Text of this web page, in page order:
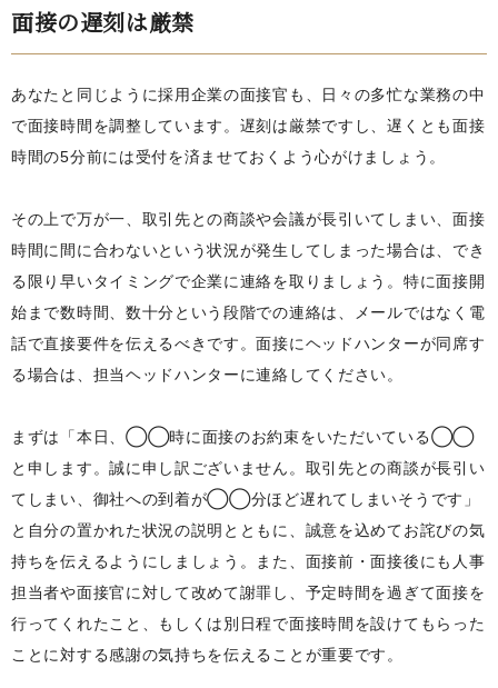
面接の遅刻は厳禁
あなたと同じように採用企業の面接官も、日々の多忙な業務の中
で面接時間を調整しています。遅刻は厳禁ですし、遅くとも面接
時間の5分前には受付を済ませておくよう心がけましょう。
その上で万が一、取引先との商談や会議が長引いてしまい、面接
時間に間に合わないという状況が発生してしまった場合は、でき
る限り早いタイミングで企業に連絡を取りましょう。特に面接開
始まで数時間、数十分という段階での連絡は、メールではなく電
話で直接要件を伝えるべきです。面接にヘッドハンターが同席す
る場合は、担当ヘッドハンターに連絡してください。
まずは「本日、◯◯時に面接のお約束をいただいている◯◯
と申します。誠に申し訳ございません。取引先との商談が長引い
てしまい、御社への到着が◯◯分ほど遅れてしまいそうです」
と自分の置かれた状況の説明とともに、誠意を込めてお詫びの気
持ちを伝えるようにしましょう。また、面接前・面接後にも人事
担当者や面接官に対して改めて謝罪し、予定時間を過ぎて面接を
行ってくれたこと、もしくは別日程で面接時間を設けてもらった
ことに対する感謝の気持ちを伝えることが重要です。